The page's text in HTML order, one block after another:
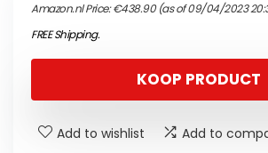
Amazon.nl Price:€438.90(as of 09/04/2023
FREE Shipping.
KOOP PRODUCT
Add to wishlist Add to